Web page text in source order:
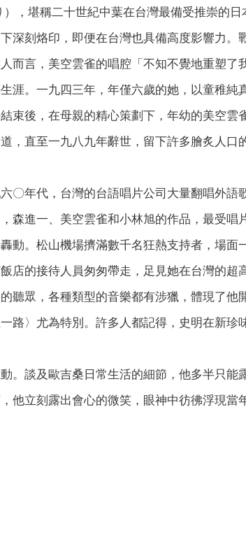
，堪稱二十世紀中葉在台灣最備受推崇的日
深刻烙印，即便在台灣也具備高度影響力。
而言，美空雲雀的唱腔「不知不覺地重塑了
涯。一九四三年，年僅六歲的她，以童稚純
束後，在母親的精心策劃下，年幼的美空雲
，直至一九八九年辭世，留下許多膾炙人口
〇年代，台灣的台語唱片公司大量翻唱外語
森進一、美空雲雀和小林旭的作品，最受唱
動。松山機場擠滿數千名狂熱支持者，場面
店的接待人員匆匆帶走，足見她在台灣的超
聽眾，各種類型的音樂都有涉獵，體現了他
路〉尤為特別。許多人都記得，史明在新珍
。談及歐吉桑日常生活的細節，他多半只能
他立刻露出會心的微笑，眼神中彷彿浮現當